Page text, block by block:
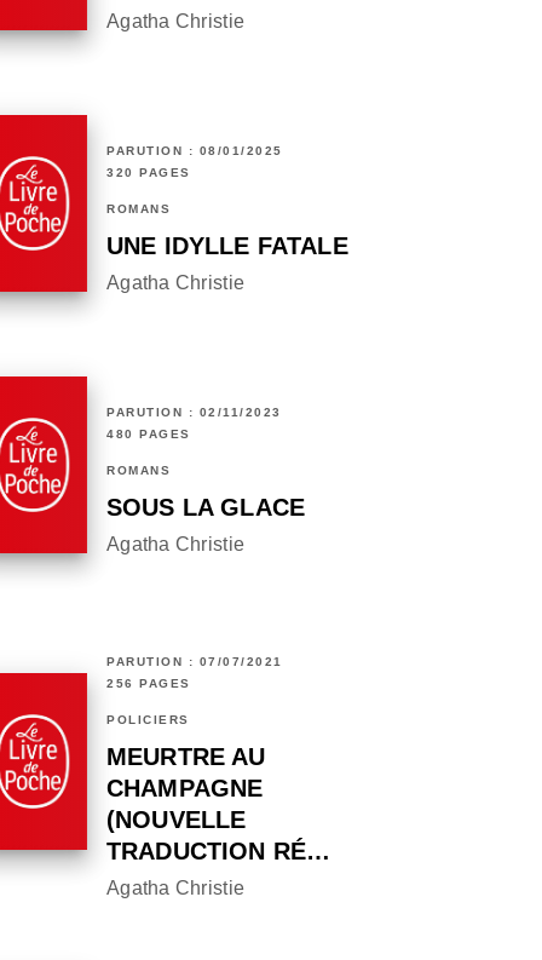
Agatha Christie
PARUTION : 08/01/2025
320 PAGES
ROMANS
UNE IDYLLE FATALE
Agatha Christie
PARUTION : 02/11/2023
480 PAGES
ROMANS
SOUS LA GLACE
Agatha Christie
PARUTION : 07/07/2021
256 PAGES
POLICIERS
MEURTRE AU
CHAMPAGNE
(NOUVELLE
TRADUCTION RÉ…
Agatha Christie